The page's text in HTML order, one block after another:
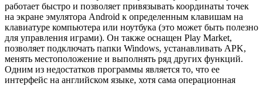
работает быстро и позволяет привязывать координаты точек
на экране эмулятора Android к определенным клавишам на
клавиатуре компьютера или ноутбука (это может быть полезно
для управления играми). Он также оснащен Play Market,
позволяет подключать папки Windows, устанавливать APK,
менять местоположение и выполнять ряд других функций.
Одним из недостатков программы является то, что ее
интерфейс на английском языке, хотя сама операционная